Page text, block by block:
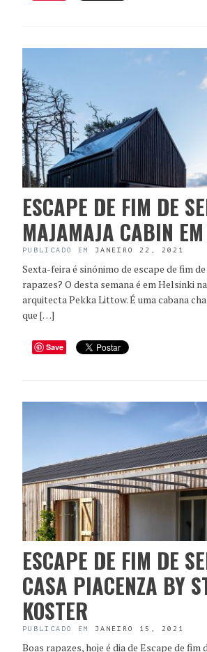
ESCAPE DE FIM DE
MAJAMAJA CABIN
PUBLICADO EM JANEIRO 22, 2021
Sexta-feira é sinónimo de escape de fim de
rapazes? O desta semana é em Helsinki
arquitecta Pekka Littow. É uma cabana
que […]
Save
ESCAPE DE FIM DE
CASA PIACENZA BY
KOSTER
PUBLICADO EM JANEIRO 15, 2021
Boas rapazes, hoje é dia de Escape de fim